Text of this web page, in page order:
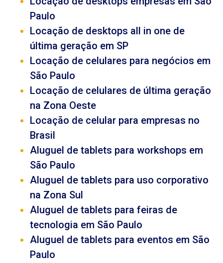
Paulo
Locação de desktops all in one de
última geração em SP
Locação de celulares para negócios em
São Paulo
Locação de celulares de última geração
na Zona Oeste
Locação de celular para empresas no
Brasil
Aluguel de tablets para workshops em
São Paulo
Aluguel de tablets para uso corporativo
na Zona Sul
Aluguel de tablets para feiras de
tecnologia em São Paulo
Aluguel de tablets para eventos em São
Paulo